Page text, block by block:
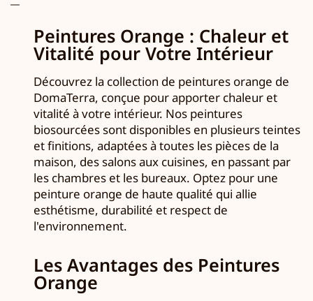
Peintures Orange : Chaleur et
Vitalité pour Votre Intérieur
Découvrez la collection de peintures orange de
DomaTerra, conçue pour apporter chaleur et
vitalité à votre intérieur. Nos peintures
biosourcées sont disponibles en plusieurs teintes
et finitions, adaptées à toutes les pièces de la
maison, des salons aux cuisines, en passant par
les chambres et les bureaux. Optez pour une
peinture orange de haute qualité qui allie
esthétisme, durabilité et respect de
l'environnement.
Les Avantages des Peintures
Orange